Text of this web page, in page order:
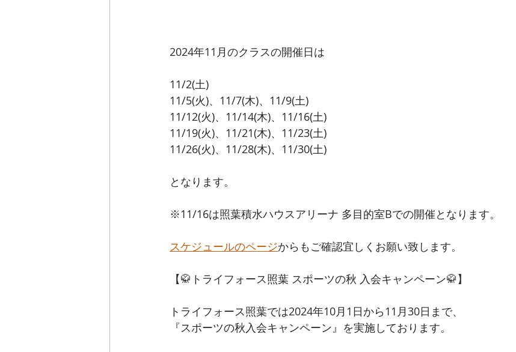
2024年11月のクラスの開催日は
11/2(土)
11/5(火)、11/7(木)、11/9(土)
11/12(火)、11/14(木)、11/16(土)
11/19(火)、11/21(木)、11/23(土)
11/26(火)、11/28(木)、11/30(土)
となります。
※11/16は照葉積水ハウスアリーナ 多目的室Bでの開催となります。
スケジュールのページからもご確認宜しくお願い致します。
【🥋トライフォース照葉 スポーツの秋 入会キャンペーン🥋】
トライフォース照葉では2024年10月1日から11月30日まで、
『スポーツの秋入会キャンペーン』を実施しております。